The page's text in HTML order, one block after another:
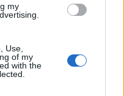
my
Use,
of my
with the
elkészült 55
közötti villamosított